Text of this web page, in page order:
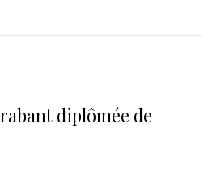
diplômée de